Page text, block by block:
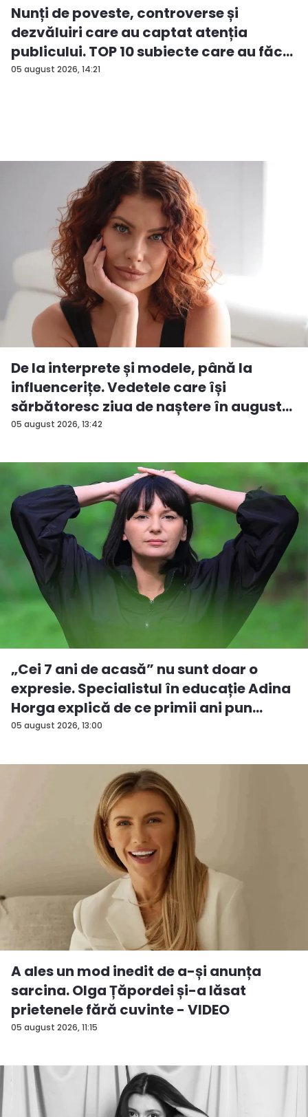
05 august 2026, 14:21
Nunți de poveste, controverse și
dezvăluiri care au captat atenția
publicului. TOP 10 subiecte care au făc...
05 august 2026, 13:42
De la interprete și modele, până la
influencerițe. Vedetele care își
sărbătoresc ziua de naștere în august...
05 august 2026, 13:00
„Cei 7 ani de acasă” nu sunt doar o
expresie. Specialistul în educație Adina
Horga explică de ce primii ani pun
baze...
05 august 2026, 11:15
A ales un mod inedit de a-și anunța
sarcina. Olga Țăpordei și-a lăsat
prietenele fără cuvinte - VIDEO